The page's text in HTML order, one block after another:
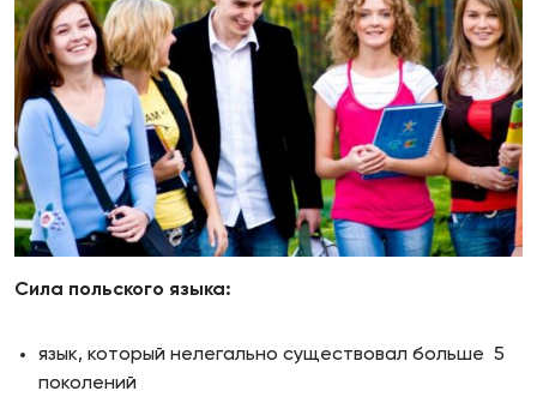
Сила польского языка:
язык, который нелегально существовал больше 5
поколений